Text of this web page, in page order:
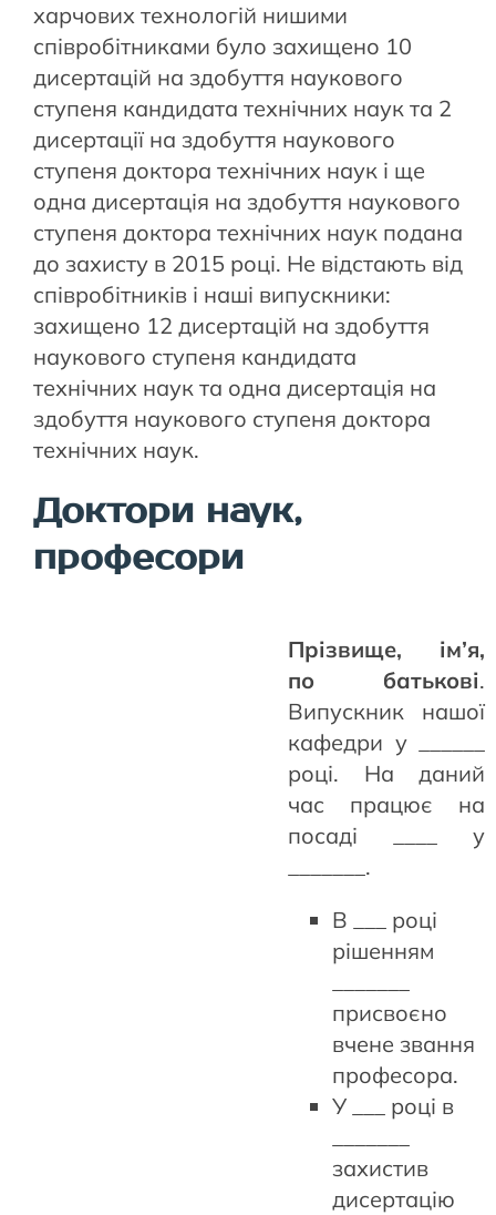
харчових технологій нишими
співробітниками було захищено 10
дисертацій на здобуття наукового
ступеня кандидата технічних наук та 2
дисертації на здобуття наукового
ступеня доктора технічних наук і ще
одна дисертація на здобуття наукового
ступеня доктора технічних наук подана
до захисту в 2015 році. Не відстають від
співробітників і наші випускники:
захищено 12 дисертацій на здобуття
наукового ступеня кандидата
технічних наук та одна дисертація на
здобуття наукового ступеня доктора
технічних наук.
Доктори наук,
професори
Прізвище, ім’я,
по батькові.
Випускник нашої
кафедри у ______
році. На даний
час працює на
посаді ____ у
_______.
В ___ році
рішенням
присвоєно
вчене звання
професора.
У ___ році в
захистив
дисертацію